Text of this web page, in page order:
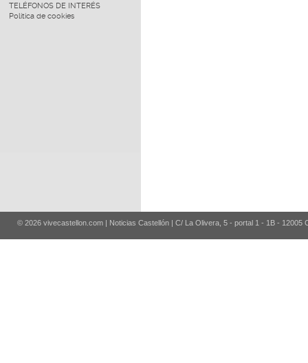
TELÉFONOS DE INTERÉS
Política de cookies
© 2026 vivecastellon.com | Noticias Castellón | C/ La Olivera, 5 - portal 1 - 1B - 12005